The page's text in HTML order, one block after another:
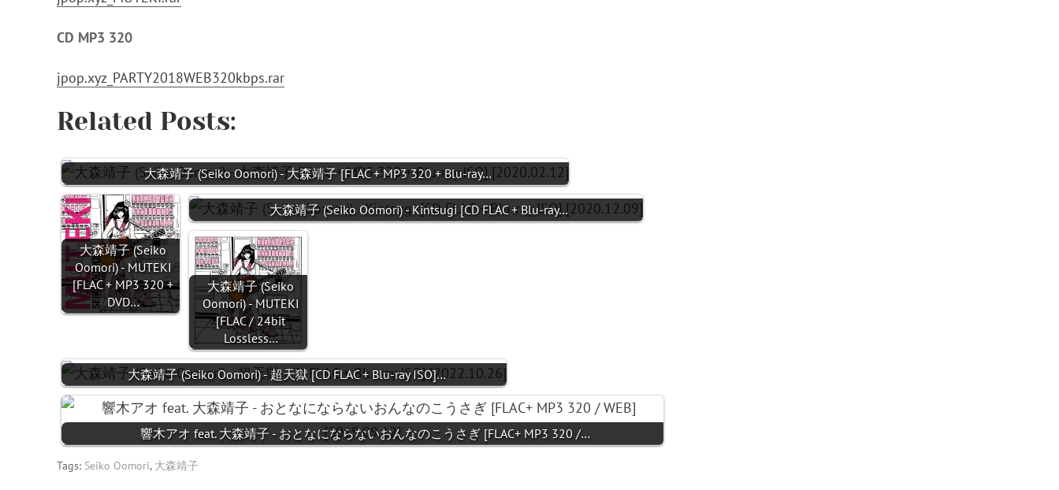
CD MP3 320
jpop.xyz_PARTY2018WEB320kbps.rar
Related Posts:
大森靖子 (Seiko Oomori) - 大森靖子 [FLAC + MP3 320 + Blu-ray…
大森靖子 (Seiko
Oomori) - MUTEKI
[FLAC + MP3 320 +
DVD…
大森靖子 (Seiko Oomori) - Kintsugi [CD FLAC + Blu-ray…
大森靖子 (Seiko
Oomori) - MUTEKI
[FLAC / 24bit
Lossless…
大森靖子 (Seiko Oomori) - 超天獄 [CD FLAC + Blu-ray ISO]…
響木アオ feat. 大森靖子 - おとなにならないおんなのこうさぎ [FLAC+ MP3 320 /…
Tags: Seiko Oomori, 大森靖子